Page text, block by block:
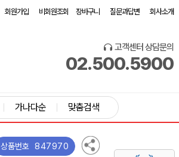
회원가입 비회원조회 장바구니 질문과답변 회사소개
고객센터 상담문의
02.500.5900
가나다순 맞춤검색
상품번호 847970